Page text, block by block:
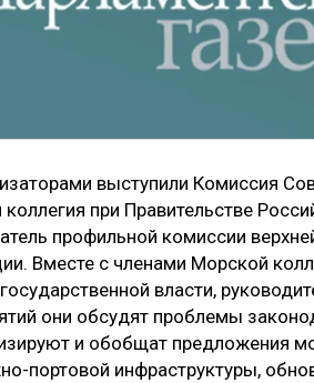
выступили Комиссия
при Правительстве
профильной комиссии
Вместе с членами Морской
власти,
они обсудят проблемы
и обобщат предложения
портовой инфраструктуры,